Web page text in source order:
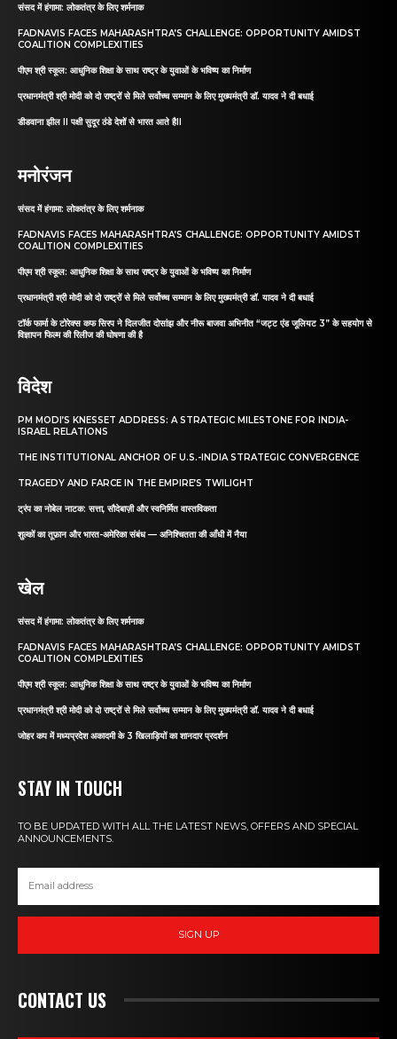
संसद में हंगामा: लोकतंत्र के लिए शर्मनाक
FADNAVIS FACES MAHARASHTRA’S CHALLENGE: OPPORTUNITY AMIDST
COALITION COMPLEXITIES
पीएम श्री स्कूल: आधुनिक शिक्षा के साथ राष्ट्र के युवाओं के भविष्य का निर्माण
प्रधानमंत्री श्री मोदी को दो राष्ट्रों से मिले सर्वोच्च सम्मान के लिए मुख्यमंत्री डॉ. यादव ने दी बधाई
डीडवाना झील II पक्षी सुदूर ठंडे देशों से भारत आते हैII
मनोरंजन
संसद में हंगामा: लोकतंत्र के लिए शर्मनाक
FADNAVIS FACES MAHARASHTRA’S CHALLENGE: OPPORTUNITY AMIDST
COALITION COMPLEXITIES
पीएम श्री स्कूल: आधुनिक शिक्षा के साथ राष्ट्र के युवाओं के भविष्य का निर्माण
प्रधानमंत्री श्री मोदी को दो राष्ट्रों से मिले सर्वोच्च सम्मान के लिए मुख्यमंत्री डॉ. यादव ने दी बधाई
टॉर्क फार्मा के टोरेक्स कफ सिरप ने दिलजीत दोसांझ और नीरू बाजवा अभिनीत “जट्ट एंड जूलियट 3” के सहयोग से
विज्ञापन फिल्म की रिलीज की घोषणा की है
विदेश
PM MODI’S KNESSET ADDRESS: A STRATEGIC MILESTONE FOR INDIA-
ISRAEL RELATIONS
THE INSTITUTIONAL ANCHOR OF U.S.-INDIA STRATEGIC CONVERGENCE
TRAGEDY AND FARCE IN THE EMPIRE’S TWILIGHT
ट्रंप का नोबेल नाटक: सत्ता, सौदेबाज़ी और स्वनिर्मित वास्तविकता
शुल्कों का तूफ़ान और भारत-अमेरिका संबंध — अनिश्चितता की आँधी में नैया
खेल
संसद में हंगामा: लोकतंत्र के लिए शर्मनाक
FADNAVIS FACES MAHARASHTRA’S CHALLENGE: OPPORTUNITY AMIDST
COALITION COMPLEXITIES
पीएम श्री स्कूल: आधुनिक शिक्षा के साथ राष्ट्र के युवाओं के भविष्य का निर्माण
प्रधानमंत्री श्री मोदी को दो राष्ट्रों से मिले सर्वोच्च सम्मान के लिए मुख्यमंत्री डॉ. यादव ने दी बधाई
जोहर कप में मध्यप्रदेश अकादमी के 3 खिलाड़ियों का शानदार प्रदर्शन
STAY IN TOUCH
TO BE UPDATED WITH ALL THE LATEST NEWS, OFFERS AND SPECIAL
ANNOUNCEMENTS.
SIGN UP
CONTACT US